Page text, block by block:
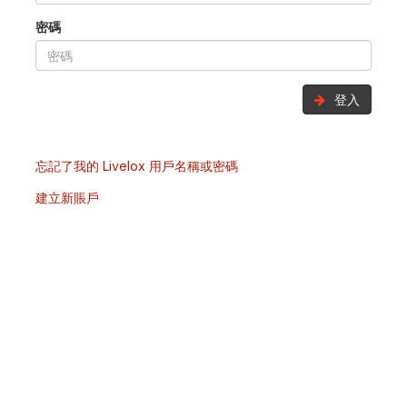
密碼
登入
忘記了我的 Livelox 用戶名稱或密碼
建立新賬戶